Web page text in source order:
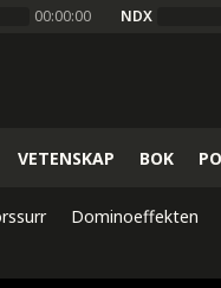
00:00:00 NDX
VETENSKAP BOK
Dominoeffekten